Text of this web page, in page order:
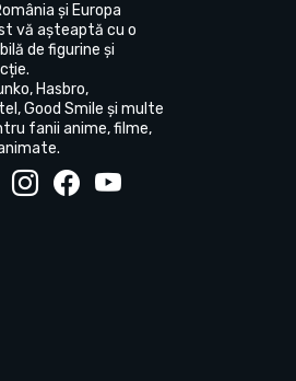
și Europa
vă așteaptă cu o
de figurine și
Hasbro,
Good Smile și multe
fanii anime, filme,